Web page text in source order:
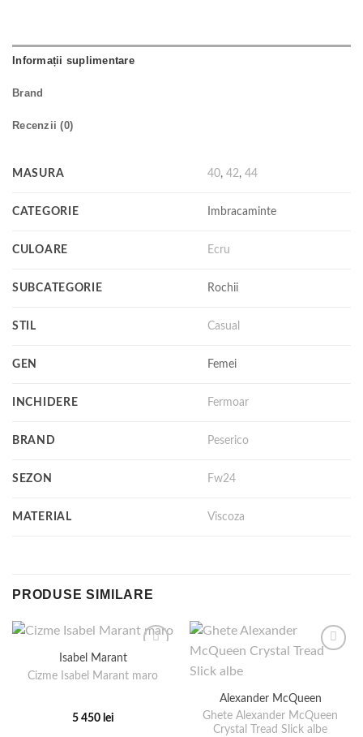
Informații suplimentare
Brand
Recenzii (0)
MASURA 40,42,44
CATEGORIE Imbracaminte
CULOARE Ecru
SUBCATEGORIE Rochii
STIL Casual
GEN Femei
INCHIDERE Fermoar
BRAND Peserico
SEZON Fw24
MATERIAL Viscoza
PRODUSE SIMILARE
Isabel Marant
Cizme Isabel Marant maro
5 450 lei
Alexander McQueen
Ghete Alexander McQueen
Crystal Tread Slick albe